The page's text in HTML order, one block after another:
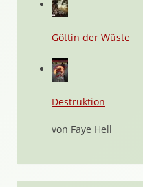
Göttin der Wüste
Destruktion
von Faye Hell